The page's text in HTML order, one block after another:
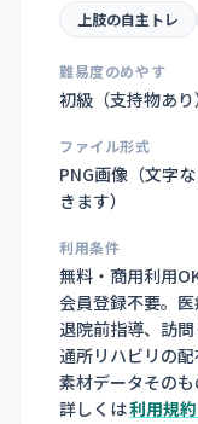
上肢の自主トレ
難易度のめやす
初級（支持物あり
ファイル形式
PNG画像（文字
きます）
利用条件
無料・商用利用
会員登録不要。医
退院前指導、訪問
通所リハビリの配
素材データそのも
詳しくは利用規